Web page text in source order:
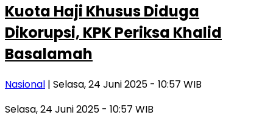
Kuota Haji Khusus Diduga
Dikorupsi, KPK Periksa Khalid
Basalamah
Nasional | Selasa, 24 Juni 2025 - 10:57 WIB
Selasa, 24 Juni 2025 - 10:57 WIB